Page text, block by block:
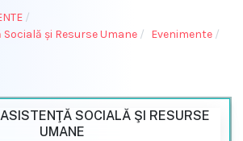
și Resurse Umane
Evenimente
SOCIALĂ ŞI RESURSE
UMANE